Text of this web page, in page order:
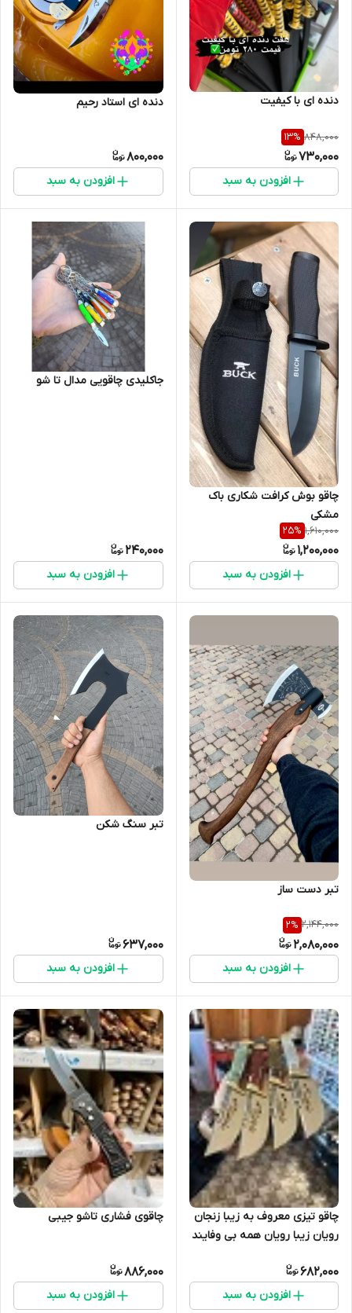
دنده ای با کیفیت
848,000
13%
730,000
افزودن به سبد
دنده ای استاد رحیم
800,000
افزودن به سبد
چاقو بوش کرافت شکاری باک
مشکی
1,610,000
25%
1,200,000
افزودن به سبد
جاکلیدی چاقویی مدال تا شو
240,000
افزودن به سبد
تبر دست ساز
2,144,000
2%
2,080,000
افزودن به سبد
تبر سنگ شکن
637,000
افزودن به سبد
چاقو تیزی معروف به زیبا زنجان
رویان زیبا رویان همه بی وفایند
682,000
افزودن به سبد
چاقوی فشاری تاشو جیبی
886,000
افزودن به سبد